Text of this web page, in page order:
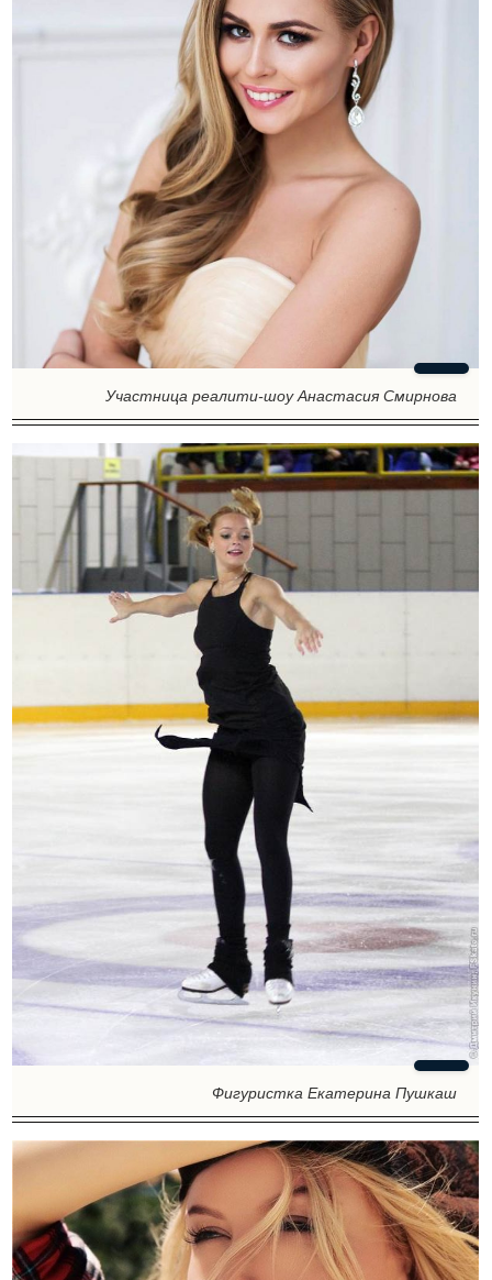
Участница реалити-шоу Анастасия Смирнова
Фигуристка Екатерина Пушкаш